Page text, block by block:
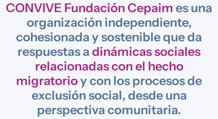
CONVIVE Fundación Cepaim es una
organización independiente,
cohesionada y sostenible que da
respuestas a dinámicas sociales
relacionadas con el hecho
migratorioy con los procesos de
exclusión social, desde una
perspectiva comunitaria.